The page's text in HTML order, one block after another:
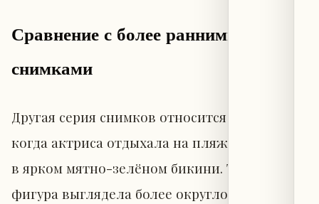
Сравнение с более ранними
снимками
Другая серия снимков относится к 2015 году,
когда актриса отдыхала на пляжах Испании
в ярком мятно-зелёном бикини. Тогда её
фигура выглядела более округлой и